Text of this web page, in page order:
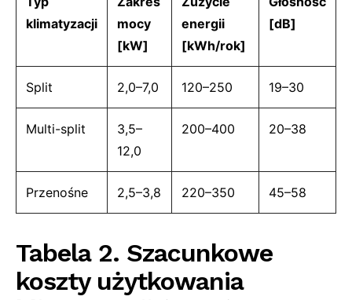
klimatyzacji
mocy
[kW]
energii
[kWh/rok]
[dB]
Split 2,0–7,0 120–250 19–30
Multi-split
3,5–
12,0
200–400 20–38
Przenośne 2,5–3,8 220–350 45–58
Tabela 2. Szacunkowe
koszty użytkowania